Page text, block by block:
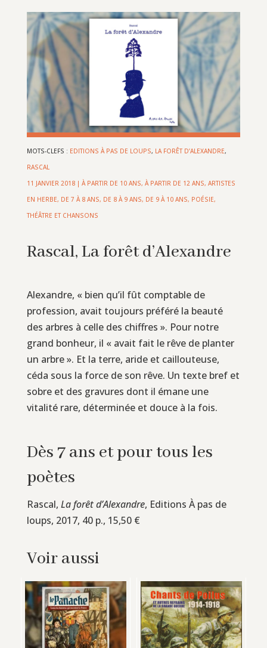
MOTS-CLEFS : EDITIONS À PAS DE LOUPS, LA FORÊT D’ALEXANDRE,
RASCAL
11 JANVIER 2018| À PARTIR DE 10 ANS, À PARTIR DE 12 ANS, ARTISTES
EN HERBE, DE 7 À 8 ANS, DE 8 À 9 ANS, DE 9 À 10 ANS, POÉSIE,
THÉÂTRE ET CHANSONS
Rascal, La forêt d’Alexandre
Alexandre, « bien qu’il fût comptable de
profession, avait toujours préféré la beauté
des arbres à celle des chiffres ». Pour notre
grand bonheur, il « avait fait le rêve de planter
un arbre ». Et la terre, aride et caillouteuse,
céda sous la force de son rêve. Un texte bref et
sobre et des gravures dont il émane une
vitalité rare, déterminée et douce à la fois.
Dès 7 ans et pour tous les
poètes
Rascal, La forêt d’Alexandre, Editions À pas de
loups, 2017, 40 p., 15,50 €
Voir aussi